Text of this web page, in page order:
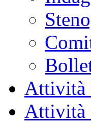
Attività
Attività